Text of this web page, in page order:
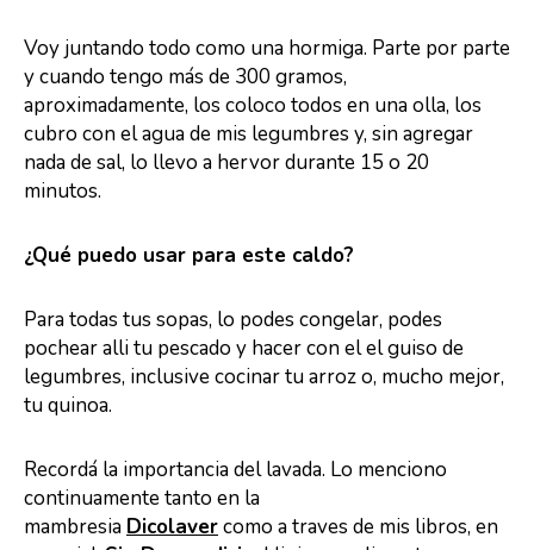
Voy juntando todo como una hormiga. Parte por parte
y cuando tengo más de 300 gramos,
aproximadamente, los coloco todos en una olla, los
cubro con el agua de mis legumbres y, sin agregar
nada de sal, lo llevo a hervor durante 15 o 20
minutos.
¿Qué puedo usar para este caldo?
Para todas tus sopas, lo podes congelar, podes
pochear alli tu pescado y hacer con el el guiso de
legumbres, inclusive cocinar tu arroz o, mucho mejor,
tu quinoa.
Recordá la importancia del lavada. Lo menciono
continuamente tanto en la
mambresia Dicolavercomo a traves de mis libros, en